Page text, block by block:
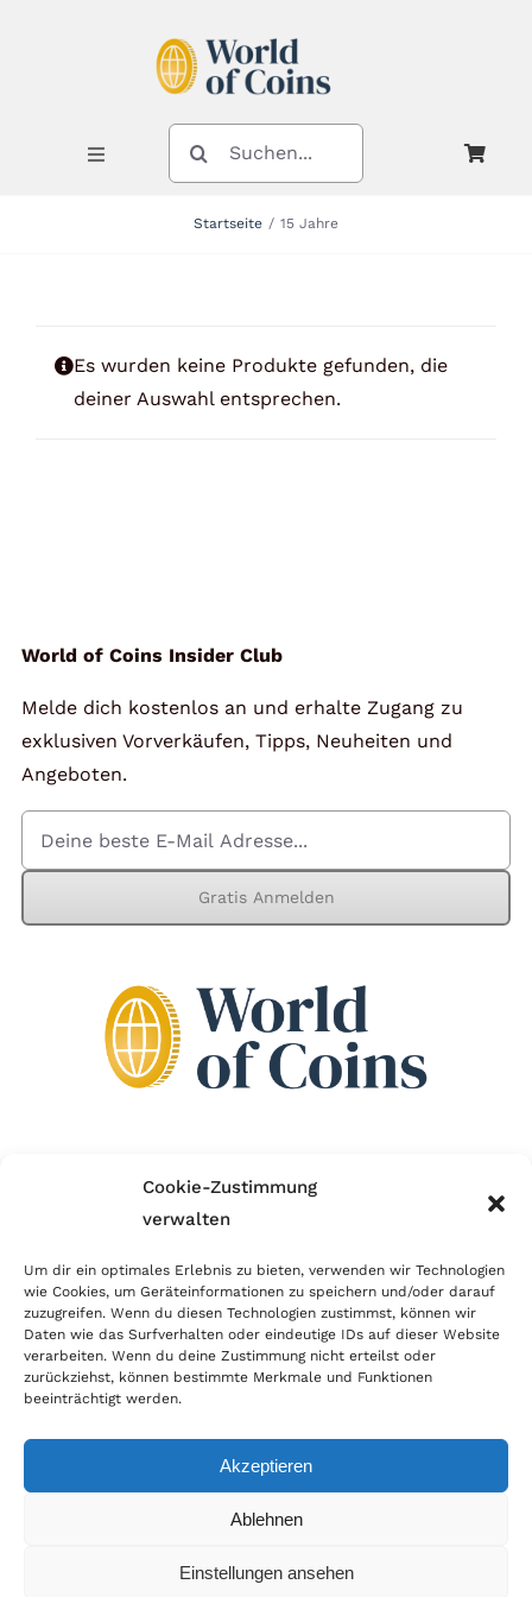
Cookie-Zustimmung
verwalten
Um dir ein optimales Erlebnis zu bieten, verwenden wir Technologien
wie Cookies, um Geräteinformationen zu speichern und/oder darauf
zuzugreifen. Wenn du diesen Technologien zustimmst, können wir
Daten wie das Surfverhalten oder eindeutige IDs auf dieser Website
verarbeiten. Wenn du deine Zustimmung nicht erteilst oder
zurückziehst, können bestimmte Merkmale und Funktionen
beeinträchtigt werden.
Akzeptieren
Ablehnen
Einstellungen ansehen
Toggle
Navigation
Kontakt
Mein Konto
Warenkorb
SUCHE
NACH:
Startseite 15 Jahre
Es wurden keine Produkte gefunden, die
deiner Auswahl entsprechen.
World of Coins Insider Club
Melde dich kostenlos an und erhalte Zugang zu
exklusiven Vorverkäufen, Tipps, Neuheiten und
Angeboten.
Gratis Anmelden
Wir sind Mitglied im Händlerbund!
erfolgreichen E-Commerce ein. Auch wir sind wie
viele Onlineshops im Netz Mitglied im Händlerbund
und unterstützen fairen Onlinehandel.
© Copyright 2026 | World of Coins |Impressum|Datenschutz|Cookie
|Zahlung & Versand